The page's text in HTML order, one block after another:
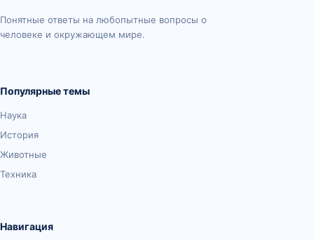
Понятные ответы на любопытные вопросы о
человеке и окружающем мире.
Популярные темы
Наука
История
Животные
Техника
Навигация